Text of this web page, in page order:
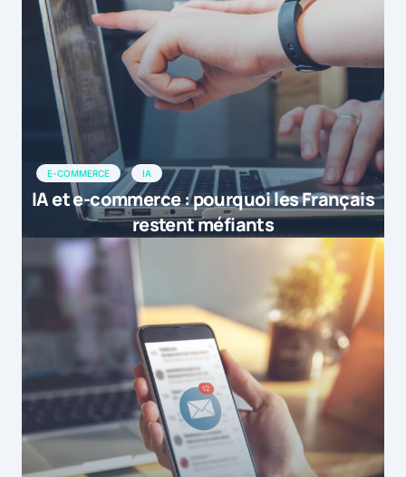
E-COMMERCE IA
IA et e-commerce : pourquoi les Français
restent méfiants